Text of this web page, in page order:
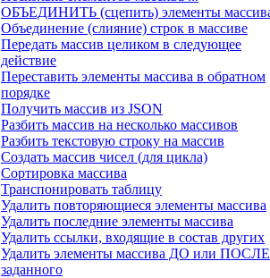
ОБЪЕДИНИТЬ (сцепить) элементы
Объединение (слияние) строк в массиве
Передать массив целиком в следующее
действие
Переставить элементы массива в обратном
порядке
Получить массив из JSON
Разбить массив на несколько массивов
Разбить текстовую строку на массив
Создать массив чисел (для цикла)
Сортировка массива
Транспонировать таблицу
Удалить повторяющиеся элементы массива
Удалить последние элементы массива
Удалить ссылки, входящие в состав других
Удалить элементы массива ДО или ПОСЛЕ
заданного